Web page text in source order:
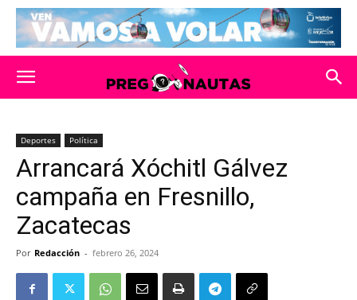
Deportes Política
Arrancará Xóchitl Gálvez
campaña en Fresnillo,
Zacatecas
Por Redacción - febrero 26, 2024